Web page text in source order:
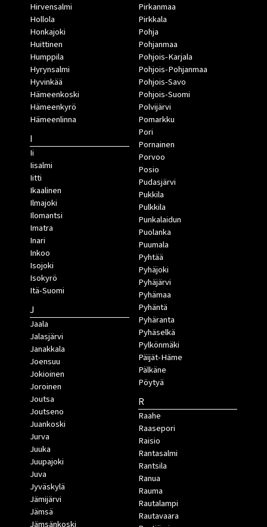
Hirvensalmi
Hollola
Honkajoki
Huittinen
Humppila
Hyrynsalmi
Hyvinkää
Hämeenkoski
Hämeenkyrö
Hämeenlinna
I
Ii
Iisalmi
Iitti
Ikaalinen
Ilmajoki
Ilomantsi
Imatra
Inari
Inkoo
Isojoki
Isokyrö
Itä-Suomi
J
Jaala
Jalasjärvi
Janakkala
Joensuu
Jokioinen
Joroinen
Joutsa
Joutseno
Juankoski
Jurva
Juuka
Juupajoki
Juva
Jyväskylä
Jämijärvi
Jämsä
Pirkanmaa
Pirkkala
Pohja
Pohjanmaa
Pohjois-Karjala
Pohjois-Pohjanmaa
Pohjois-Savo
Pohjois-Suomi
Polvijärvi
Pomarkku
Pori
Pornainen
Porvoo
Posio
Pudasjärvi
Pukkila
Pulkkila
Punkalaidun
Puolanka
Puumala
Pyhtää
Pyhäjoki
Pyhäjärvi
Pyhämaa
Pyhäntä
Pyhäranta
Pyhäselkä
Pylkönmäki
Päijät-Häme
Pälkäne
Pöytyä
R
Raahe
Raasepori
Raisio
Rantasalmi
Rantsila
Ranua
Rauma
Rautalampi
Rautavaara